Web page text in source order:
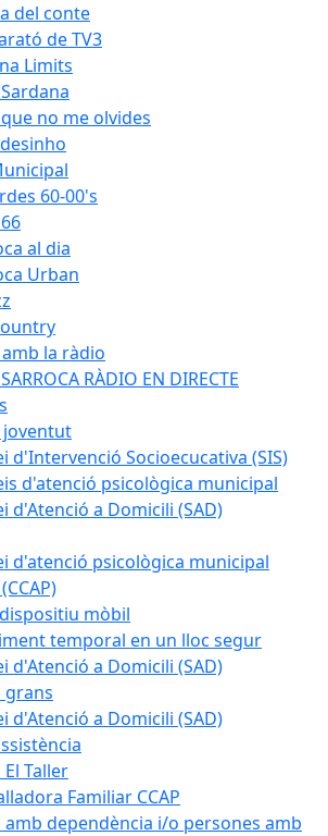
del conte
de TV3
Limits
no me olvides
60-00's
al dia
Urban
la ràdio
RÀDIO EN DIRECTE
d'Intervenció Socioecucativa (SIS)
d'atenció psicològica municipal
d'Atenció a Domicili (SAD)
d'atenció psicològica municipal
mòbil
temporal en un lloc segur
d'Atenció a Domicili (SAD)
grans
d'Atenció a Domicili (SAD)
Taller
Familiar CCAP
amb dependència i/o persones amb